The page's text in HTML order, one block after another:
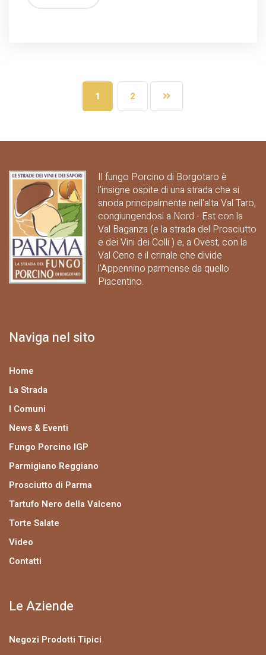
1 2
Il fungo Porcino di Borgotaro è
l'insigne ospite di una strada che si
snoda principalmente nell'alta Val Taro,
congiungendosi a Nord - Est con la
Val Baganza (e la strada del Prosciutto
e dei Vini dei Colli ) e, a Ovest, con la
Val Ceno e il crinale che divide
l'Appennino parmense da quello
Piacentino.
Naviga nel sito
Home
La Strada
I Comuni
News & Eventi
Fungo Porcino IGP
Parmigiano Reggiano
Prosciutto di Parma
Tartufo Nero della Valceno
Torte Salate
Video
Contatti
Le Aziende
Negozi Prodotti Tipici